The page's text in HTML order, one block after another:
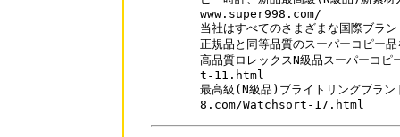
www.super998.com/
当社はすべてのさまざまな国際ブラ
正規品と同等品質のスーパーコピー
高品質ロレックスN級品スーパー
t-11.html
最高級(N級品)ブライトリングブラ